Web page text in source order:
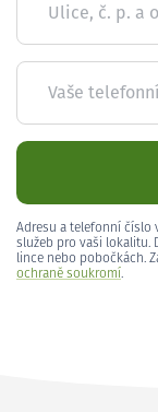
Ulice, č. p. a
Vaše
Adresu a telefonní číslo
služeb pro vaši lokalitu.
lince nebo pobočkách.
ochraně soukromí.